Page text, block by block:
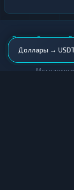
Доллары →
Вики • Города •